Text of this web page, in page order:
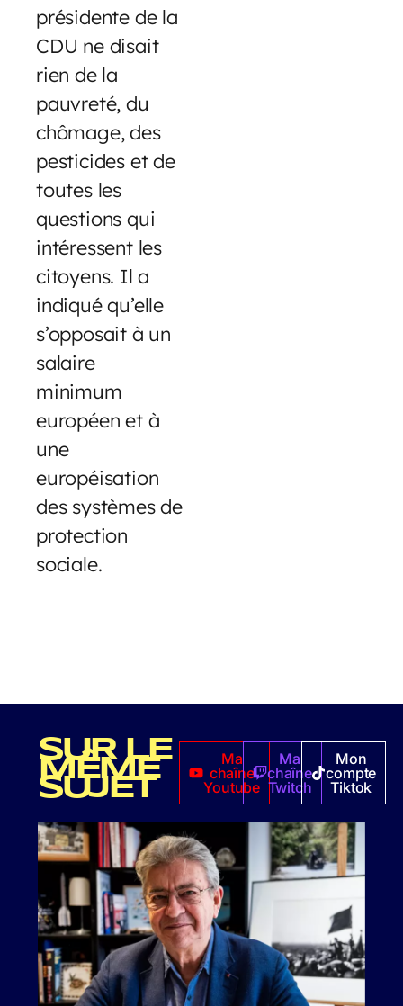
présidente de la
CDU ne disait
rien de la
pauvreté, du
chômage, des
pesticides et de
toutes les
questions qui
intéressent les
citoyens. Il a
indiqué qu’elle
s’opposait à un
salaire
minimum
européen et à
une
européisation
des systèmes de
protection
sociale.
SUR LE
MÊME
SUJET
Ma
chaîne
Youtube
Ma
chaîne
Twitch
Mon
compte
Tiktok